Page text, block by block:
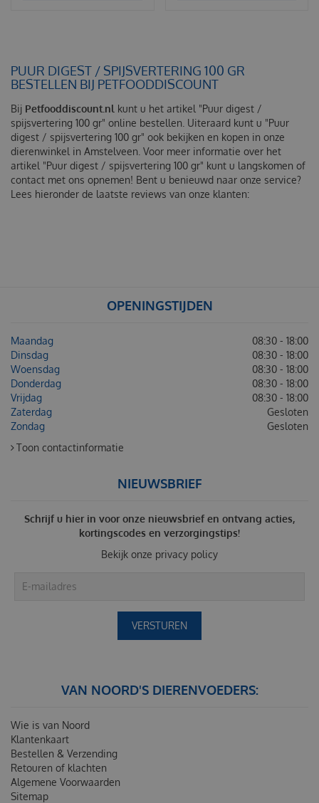
PUUR DIGEST / SPIJSVERTERING 100 GR
BESTELLEN BIJ PETFOODDISCOUNT
Bij Petfooddiscount.nl kunt u het artikel "Puur digest /
spijsvertering 100 gr" online bestellen. Uiteraard kunt u "Puur
digest / spijsvertering 100 gr" ook bekijken en kopen in onze
dierenwinkel in Amstelveen. Voor meer informatie over het
artikel "Puur digest / spijsvertering 100 gr" kunt u langskomen of
contact met ons opnemen! Bent u benieuwd naar onze service?
Lees hieronder de laatste reviews van onze klanten:
OPENINGSTIJDEN
Maandag
08:30 - 18:00
Dinsdag
08:30 - 18:00
Woensdag
08:30 - 18:00
Donderdag
08:30 - 18:00
Vrijdag
08:30 - 18:00
Zaterdag
Gesloten
Zondag
Gesloten
Toon contactinformatie
NIEUWSBRIEF
Schrijf u hier in voor onze nieuwsbrief en ontvang acties,
kortingscodes en verzorgingstips!
Bekijk onze privacy policy
VAN NOORD'S DIERENVOEDERS:
Wie is van Noord
Klantenkaart
Bestellen & Verzending
Retouren of klachten
Algemene Voorwaarden
Sitemap